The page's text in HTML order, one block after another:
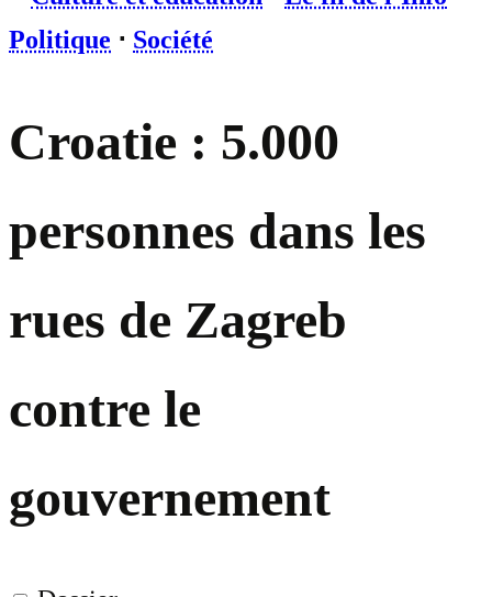
Politique ⋅ Société
Croatie : 5.000
personnes dans les
rues de Zagreb
contre le
gouvernement